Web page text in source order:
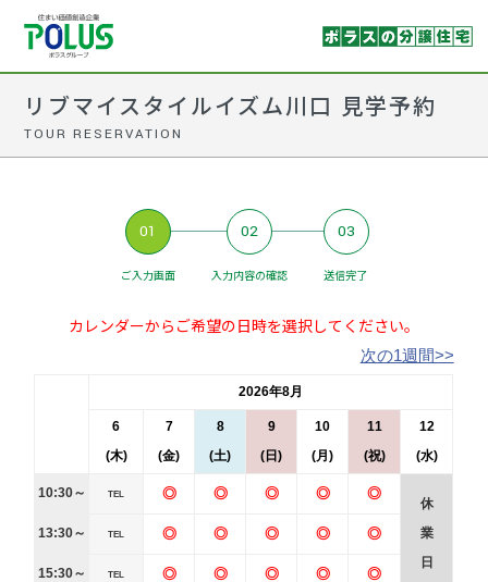
リブマイスタイルイズム川口 見学予約
TOUR RESERVATION
01
ご入力画面
02
入力内容の確認
03
送信完了
カレンダーからご希望の日時を選択してください。
次の1週間>>
2026年8月
6
(木)
7
(金)
8
(土)
9
(日)
10
(月)
11
(祝)
12
(水)
10:30～ TEL ◎ ◎ ◎ ◎ ◎
休
業
日
13:30～ TEL ◎ ◎ ◎ ◎ ◎
15:30～ TEL ◎ ◎ ◎ ◎ ◎